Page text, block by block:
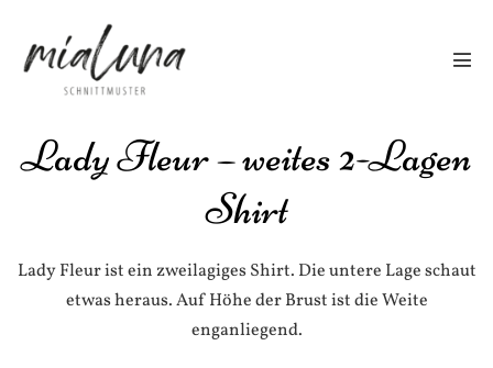
Lady Fleur – weites 2-Lagen
Shirt
Lady Fleur ist ein zweilagiges Shirt. Die untere Lage schaut
etwas heraus. Auf Höhe der Brust ist die Weite
enganliegend.